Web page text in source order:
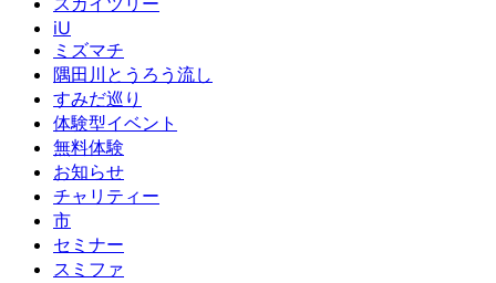
iU
ミズマチ
隅田川とうろう流し
すみだ巡り
体験型イベント
無料体験
お知らせ
チャリティー
市
セミナー
スミファ